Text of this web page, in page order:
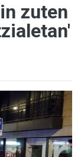
zuten